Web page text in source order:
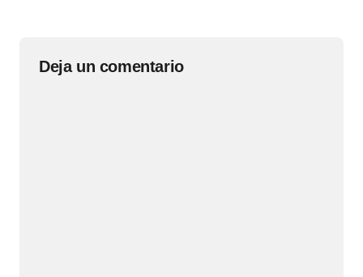
Deja un comentario